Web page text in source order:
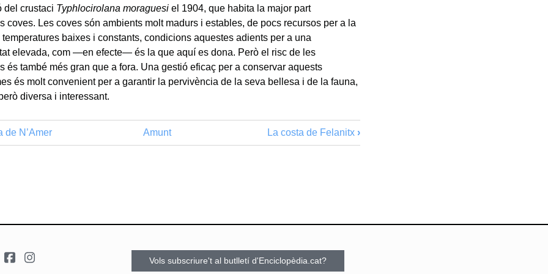
del crustaci Typhlocirolana moraguesi el 1904, que habita la major part
coves. Les coves són ambients molt madurs i estables, de pocs recursos per a la
temperatures baixes i constants, condicions aquestes adients per a una
elevada, com —en efecte— és la que aquí es dona. Però el risc de les
és també més gran que a fora. Una gestió eficaç per a conservar aquests
és molt convenient per a garantir la pervivència de la seva bellesa i de la fauna,
diversa i interessant.
de N’Amer Amunt La costa de Felanitx ›
Vols subscriure't al butlletí d'Enciclopèdia.cat?